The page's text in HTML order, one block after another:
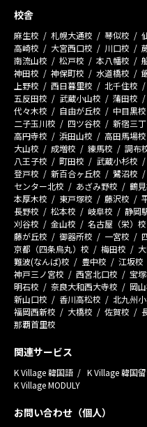
校舎
麻生校 札幌大通校 琴似校
高崎校
大宮西口校 川口校
南流山校
松戸校 本八幡校
神田校
神保町校 水道橋校
上野校
西日暮里校 北千住校
五反田校
武蔵小山校 蒲田校
代々木校
自由が丘校 中目黒校
二子玉川校
四ツ谷校 新宿三
高円寺校
浜田山校 高田馬場校
大山校
成増校 練馬校 調布
八王子校
町田校 武蔵小杉校
登戸校
新百合ヶ丘校 鷺沼校
センター北校
あざみ野校 鶴
本厚木校
東戸塚校 藤沢校
長野校
松本校 岐阜校 静岡
刈谷校
金山校 名古屋（栄）校
藤が丘校
御器所校 一宮校
京都（四条烏丸）校
梅田校
難波(なんば)校
豊中校 江坂校
神戸三ノ宮校
西宮北口校 宝
明石校
奈良大和西大寺校 岡
新山口校
香川高松校 北九州
福岡西新校
大橋校 佐賀校
那覇首里校
関連サービス
K Village 韓国語 K Village 韓国
K Village MODULY
お問い合わせ（個人）